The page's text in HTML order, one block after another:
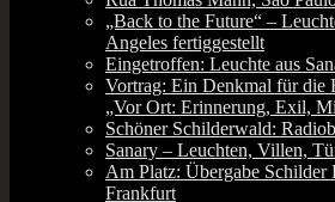
„Back to the Future“ –
Angeles fertiggestellt
Eingetroffen: Leuchte aus
Vortrag: Ein Denkmal für die
„Vor Ort: Erinnerung, Exil,
Schöner Schilderwald:
Sanary – Leuchten, Villen,
Am Platz: Übergabe Schilder
Frankfurt